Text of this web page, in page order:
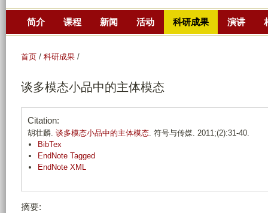
主
简介 课程 新闻 活动 科研成果 演讲
首页 / 科研成果 /
谈多模态小品中的主体模态
Citation:
胡壮麟. 谈多模态小品中的主体模态. 符号与传媒. 2011;(2):31-40.
BibTex
EndNote Tagged
EndNote XML
摘要: